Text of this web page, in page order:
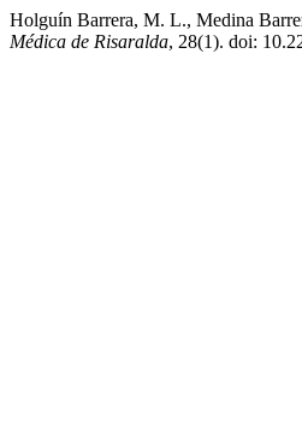
Holguín Barrera, M. L., Medina
Médica de Risaralda, 28(1). doi: